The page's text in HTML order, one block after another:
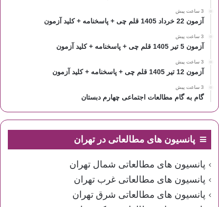
3 ساعت پیش
آزمون 22 خرداد 1405 قلم چی + پاسخنامه + کلید آزمون
3 ساعت پیش
آزمون 5 تیر 1405 قلم چی + پاسخنامه + کلید آزمون
3 ساعت پیش
آزمون 12 تیر 1405 قلم چی + پاسخنامه + کلید آزمون
3 ساعت پیش
گام به گام مطالعات اجتماعی چهارم دبستان
پانسیون های مطالعاتی در تهران
پانسیون های مطالعاتی شمال تهران
پانسیون های مطالعاتی غرب تهران
پانسیون های مطالعاتی شرق تهران